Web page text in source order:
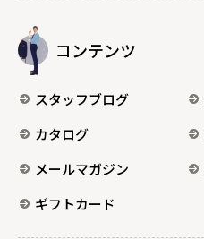
コンテンツ
スタッフブログ
カタログ
メールマガジン
ギフトカード